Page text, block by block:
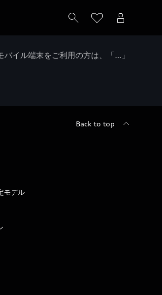
イル端末をご利用の方は、「…」
Back to top
モデル